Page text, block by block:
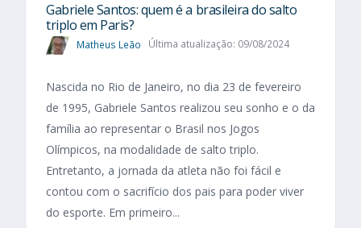
Gabriele Santos: quem é a brasileira do salto
triplo em Paris?
Matheus Leão Última atualização: 09/08/2024
Nascida no Rio de Janeiro, no dia 23 de fevereiro
de 1995, Gabriele Santos realizou seu sonho e o da
família ao representar o Brasil nos Jogos
Olímpicos, na modalidade de salto triplo.
Entretanto, a jornada da atleta não foi fácil e
contou com o sacrifício dos pais para poder viver
do esporte. Em primeiro...